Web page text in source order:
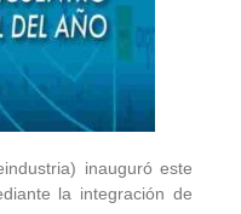
inauguró este
la integración de